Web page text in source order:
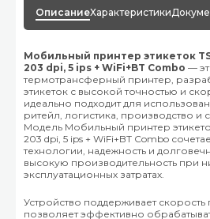
ОписаниеХарактеристики
Мобильный принтер этикеток
203 dpi, 5 ips + WiFi+BT Combo —
термотрансферный принтер,
этикеток с высокой точностью и
идеально подходит для
ритейл, логистика, производство и
Модель Мобильный принтер
203 dpi, 5 ips + WiFi+BT Combo
технологии, надежность и
высокую производительность при
эксплуатационных затратах.
Устройство поддерживает скорость
позволяет эффективно